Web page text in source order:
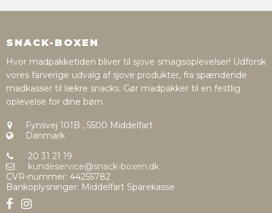
SNACK-BOXEN
Hvor madpakketiden bliver til sjove smagsoplevelser! Udforsk
vores farverige udvalg af sjove produkter, fra spændende
madkasser til lækre snacks. Gør madpakker til en festlig
oplevelse for dine børn.
Fynsvej 101B , 5500 Middelfart
Danmark
20 31 21 19
kundeservice@snack-boxen.dk
CVR-nummer: 44255782
Bankoplysninger: Middelfart Sparekasse